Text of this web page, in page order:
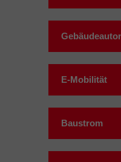
E-Mobilität
Baustrom